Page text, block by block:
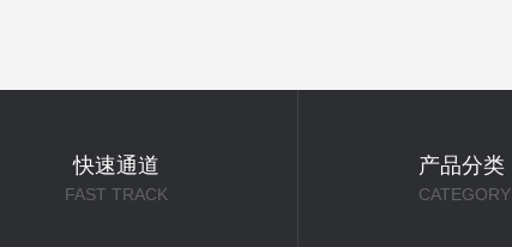
快速通道
FAST TRACK
产品分类
CATEGORY